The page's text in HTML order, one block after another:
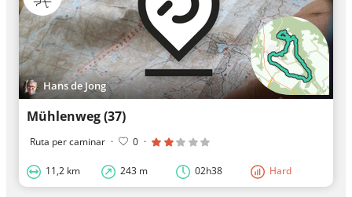
Hans de Jong
Mühlenweg (37)
Ruta per caminar · 0 ·
11,2 km 243 m 02h38 Hard